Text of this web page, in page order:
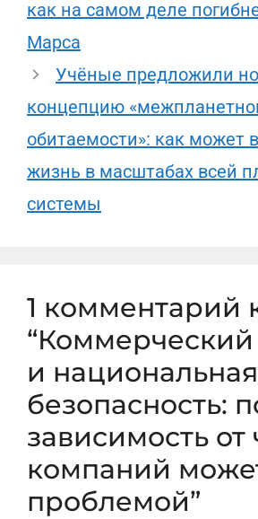
как на самом деле
Марса
Учёные предложили
концепцию
обитаемости»: как может
жизнь в масштабах всей
системы
1 комментарий
и национальная
безопасность:
зависимость от
компаний
проблемой”